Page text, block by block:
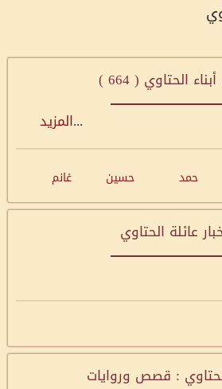
أبناء الحتاوي ( 664
)
...المزيد
حمد حسين غانم
عائلة الحتاوي
: قصص وروايات